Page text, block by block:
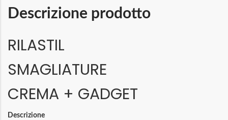
Descrizione prodotto
RILASTIL
SMAGLIATURE
CREMA + GADGET
Descrizione